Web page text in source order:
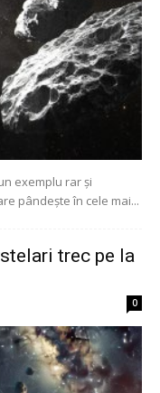
exemplu rar și
pândește în cele mai...
trec pe la
0